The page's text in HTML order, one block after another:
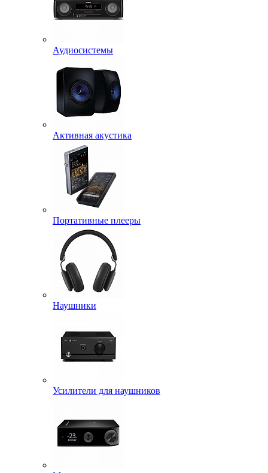
Аудиосистемы
Активная акустика
Портативные плееры
Наушники
Усилители для наушников